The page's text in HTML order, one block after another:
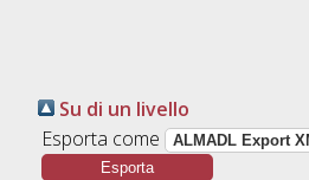
Su di un livello
Esporta come